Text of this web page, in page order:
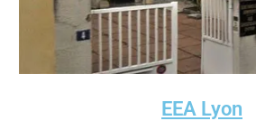
EEA Lyon